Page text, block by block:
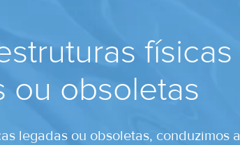
físicas
ou obsoletas
legadas ou obsoletas, conduzimos a